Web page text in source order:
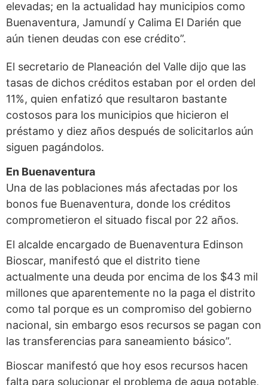
elevadas; en la actualidad hay municipios como
Buenaventura, Jamundí y Calima El Darién que
aún tienen deudas con ese crédito”.
El secretario de Planeación del Valle dijo que las
tasas de dichos créditos estaban por el orden del
11%, quien enfatizó que resultaron bastante
costosos para los municipios que hicieron el
préstamo y diez años después de solicitarlos aún
siguen pagándolos.
En Buenaventura
Una de las poblaciones más afectadas por los
bonos fue Buenaventura, donde los créditos
comprometieron el situado fiscal por 22 años.
El alcalde encargado de Buenaventura Edinson
Bioscar, manifestó que el distrito tiene
actualmente una deuda por encima de los $43 mil
millones que aparentemente no la paga el distrito
como tal porque es un compromiso del gobierno
nacional, sin embargo esos recursos se pagan con
las transferencias para saneamiento básico”.
Bioscar manifestó que hoy esos recursos hacen
falta para solucionar el problema de agua potable,